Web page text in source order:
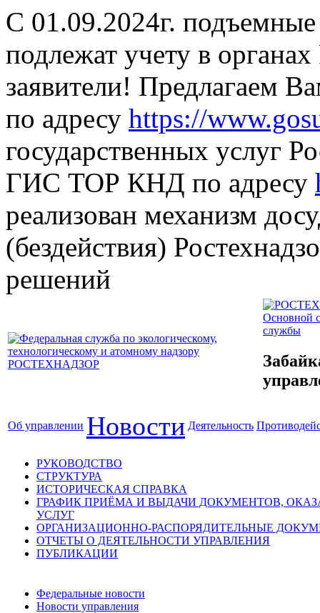
С 01.09.2024г.
подлежат учету в органах
заявители! Предлагаем
по адресу https://
государственных услуг
ГИС ТОР КНД по адресу
реализован механизм
(бездействия)
решений
Основной
службы
Об управлении Новости Деятельность
РУКОВОДСТВО
СТРУКТУРА
ИСТОРИЧЕСКАЯ СПРАВКА
ГРАФИК ПРИЁМА И ВЫДАЧИ ДОКУМЕНТОВ,
УСЛУГ
ОРГАНИЗАЦИОННО-РАСПОРЯДИТЕЛЬНЫЕ
ОТЧЕТЫ О ДЕЯТЕЛЬНОСТИ УПРАВЛЕНИЯ
ПУБЛИКАЦИИ
Федеральные новости
Новости управления